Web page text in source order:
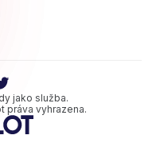
jako služba.
práva vyhrazena.